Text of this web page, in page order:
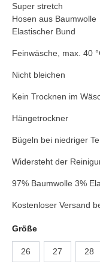
Super stretch
Hosen aus Baumwolle
Elastischer Bund
Feinwäsche, max. 40
Nicht bleichen
Kein Trocknen im
Hängetrockner
Bügeln bei niedriger
Widersteht der
97% Baumwolle 3%
Kostenloser Versand
Größe
26 27 28